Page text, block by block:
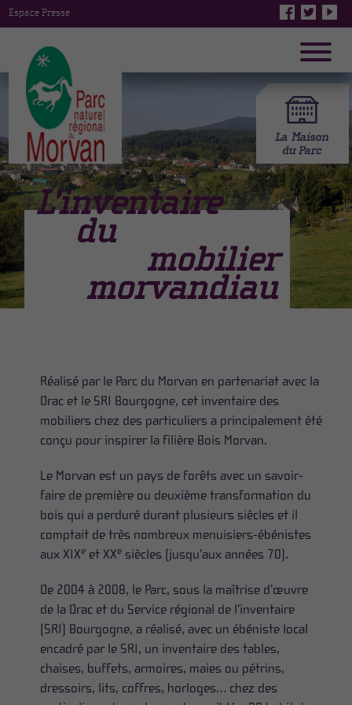
Espace Presse
L’inventaire
du
mobilier
morvandiau
Réalisé par le Parc du Morvan en partenariat avec la
Drac et le SRI Bourgogne, cet inventaire des
mobiliers chez des particuliers a principalement été
conçu pour inspirer la filière Bois Morvan.
Le Morvan est un pays de forêts avec un savoir-
faire de première ou deuxième transformation du
bois qui a perduré durant plusieurs siècles et il
comptait de très nombreux menuisiers-ébénistes
aux XIXe et XXe siècles (jusqu’aux années 70).
De 2004 à 2008, le Parc, sous la maîtrise d’œuvre
de la Drac et du Service régional de l’inventaire
(SRI) Bourgogne, a réalisé, avec un ébéniste local
encadré par le SRI, un inventaire des tables,
chaises, buffets, armoires, maies ou pétrins,
dressoirs, lits, coffres, horloges… chez des